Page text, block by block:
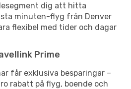
dig att hitta
minuten-flyg från Denver
flexibel med tider och dagar
Prime
får exklusiva besparingar –
rabatt på flyg, boende och